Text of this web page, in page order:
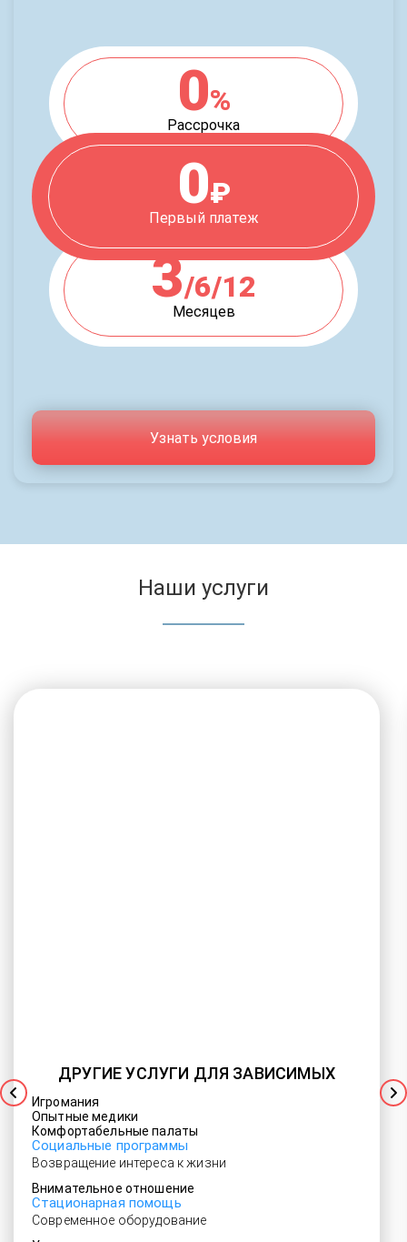
0%
Рассрочка
0₽
Первый платеж
3/6/12
Месяцев
Узнать условия
Наши услуги
ДРУГИЕ УСЛУГИ ДЛЯ ЗАВИСИМЫХ
Игромания
Опытные медики
Комфортабельные палаты
Социальные программы
Возвращение интереса к жизни
Внимательное отношение
Стационарная помощь
Современное оборудование